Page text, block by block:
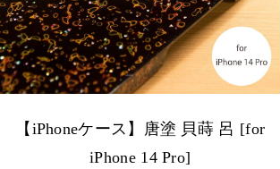
【iPhoneケース】唐塗 貝蒔 呂 [for
iPhone 14 Pro]